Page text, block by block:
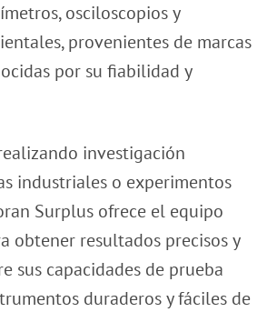
osciloscopios y
provenientes de marcas
por su fiabilidad y
investigación
industriales o experimentos
Surplus ofrece el equipo
obtener resultados precisos y
sus capacidades de prueba
duraderos y fáciles de